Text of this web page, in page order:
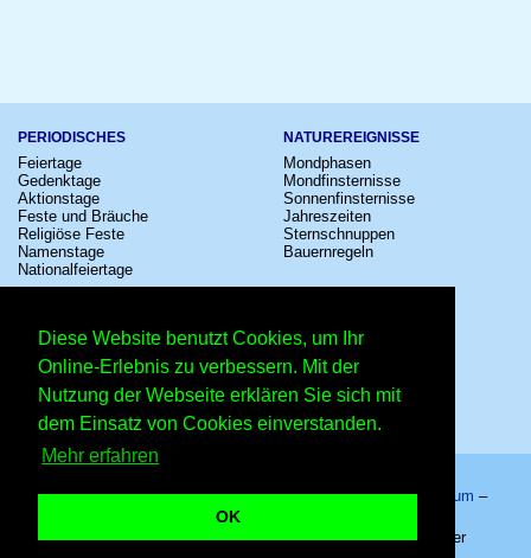
Diese Website benutzt Cookies, um Ihr
Online-Erlebnis zu verbessern. Mit der
Nutzung der Webseite erklären Sie sich mit
dem Einsatz von Cookies einverstanden.
Mehr erfahren
OK
PERIODISCHES
Feiertage
Gedenktage
Aktionstage
Feste und Bräuche
Religiöse Feste
Namenstage
Nationalfeiertage
NATUREREIGNISSE
Mondphasen
Mondfinsternisse
Sonnenfinsternisse
Jahreszeiten
Sternschnuppen
Bauernregeln
Konzerte
Kinostarts
Festivals
Fußball
Comedy
Shows
Zeitumstellung
Sternzeichen
Schalttage
Messen
Erinnerungen
Volksfeste
Startseite–Kalender–Lexikon–App–Sitemap–Impressum –
Datenschutzhinweis
Writers in Prison Day – Copyright © 2026 Kleiner Kalender